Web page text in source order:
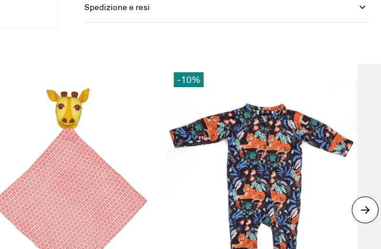
Spedizione e resi
-10%